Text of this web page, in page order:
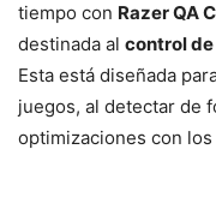
tiempo con Razer QA
destinada al control
Esta está diseñada
juegos, al detectar de
optimizaciones con